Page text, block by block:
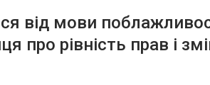
від мови
про рівність прав і